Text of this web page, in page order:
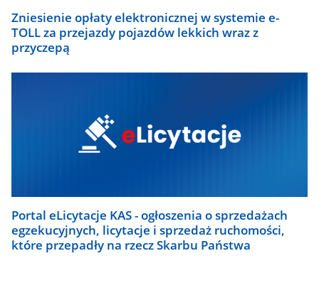
Zniesienie opłaty elektronicznej w systemie e-
TOLL za przejazdy pojazdów lekkich wraz z
przyczepą
Portal eLicytacje KAS - ogłoszenia o sprzedażach
egzekucyjnych, licytacje i sprzedaż ruchomości,
które przepadły na rzecz Skarbu Państwa